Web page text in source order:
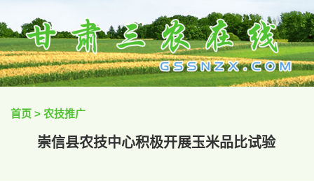
首页 > 农技推广
崇信县农技中心积极开展玉米品比试验